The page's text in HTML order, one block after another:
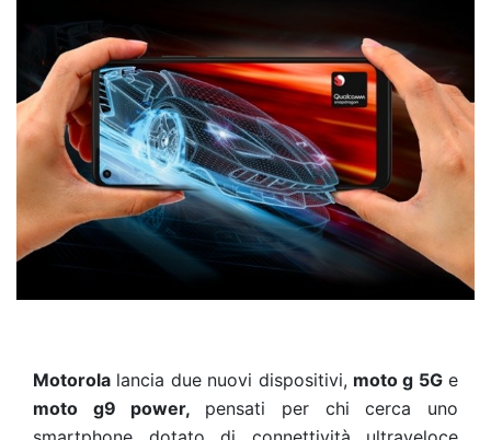
Motorola lancia due nuovi dispositivi, moto g 5Ge
moto g9 power, pensati per chi cerca uno